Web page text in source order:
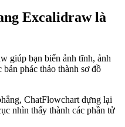
Excalidraw là
giúp bạn biến ảnh tĩnh, ảnh
phác thảo thành sơ đồ
ChatFlowchart dựng lại
nhìn thấy thành các phần tử